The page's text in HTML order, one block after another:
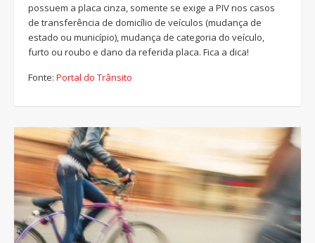
possuem a placa cinza, somente se exige a PIV nos casos
de transferência de domicílio de veículos (mudança de
estado ou município), mudança de categoria do veículo,
furto ou roubo e dano da referida placa. Fica a dica!
Fonte: Portal do Trânsito